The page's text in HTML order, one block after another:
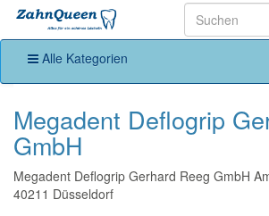
Alle Kategorien
Megadent Deflogrip
GmbH
Megadent Deflogrip Gerhard Reeg GmbH
40211 Düsseldorf